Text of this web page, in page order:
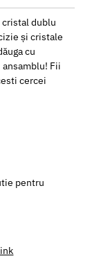
cristal dublu
și cristale
cu
Fii
cercei
pentru